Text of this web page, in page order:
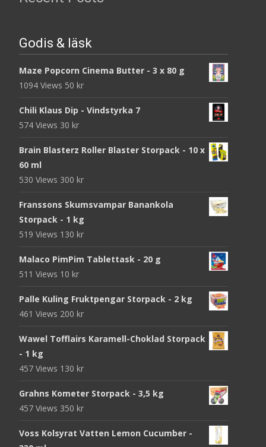
Godis & läsk
Maze Popcorn Cinema Butter - 3 x 80 g
1094 Views 50 kr
Chili Klaus Dip - Vindstyrka 7
574 Views 30 kr
Brain Blasterz Roller Blaster Storpack - 10 x
60 ml
530 Views 300 kr
Franssons Skumsvampar Banankola
Storpack - 1 kg
519 Views 130 kr
Malaco PimPim Tablettask - 20 g
511 Views 10 kr
Palle Kuling Fruktpengar Storpack - 2 kg
461 Views 200 kr
Wawel Tofflairs Karamell-Choklad Storpack
- 1 kg
457 Views 130 kr
Grahns Kometer Storpack - 3,5 kg
457 Views 350 kr
Voss Kolsyrat Vatten Lemon Cucumber -